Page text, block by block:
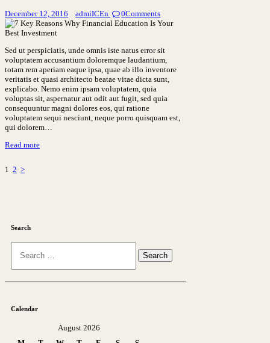
December 12, 2016 admiICEn 0Comments
Sed ut perspiciatis, unde omnis iste natus error sit
voluptatem accusantium doloremque laudantium,
totam rem aperiam eaque ipsa, quae ab illo inventore
veritatis et quasi architecto beatae vitae dicta sunt,
explicabo. Nemo enim ipsam voluptatem, quia
voluptas sit, aspernatur aut odit aut fugit, sed quia
consequuntur magni dolores eos, qui ratione
voluptatem sequi nesciunt, neque porro quisquam est,
qui dolorem…
Read more
Posts
Page
1 Page
2 >
Search
for:
Calendar
August 2026